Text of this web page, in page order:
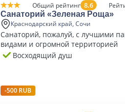
Общий рейтинг 8.6
Санаторий «Зеленая Роща»
Краснодарский край, Сочи
Санаторий, пожалуй, с лучшими
видами и огромной территорией
Восходящий душ
-500 RUB